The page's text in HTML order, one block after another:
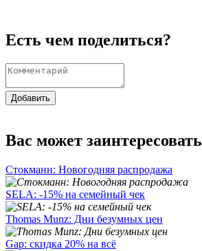
Есть чем поделиться?
Добавить
Вас может заинтересовать
Стокманн: Новогодняя распродажа
SELA: -15% на семейный чек
Thomas Munz: Дни безумных цен
Gap: скидка 20% на всё